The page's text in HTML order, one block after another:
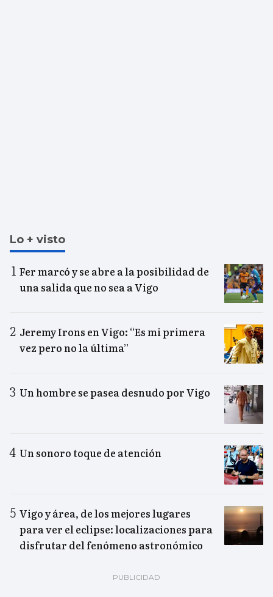
Lo + visto
Fer marcó y se abre a la posibilidad de
una salida que no sea a Vigo
Jeremy Irons en Vigo: “Es mi primera
vez pero no la última”
Un hombre se pasea desnudo por Vigo
Un sonoro toque de atención
Vigo y área, de los mejores lugares
para ver el eclipse: localizaciones para
disfrutar del fenómeno astronómico